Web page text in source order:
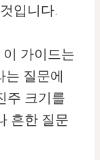
입니다.
가이드는
는 질문에
주 크기를
흔한 질문